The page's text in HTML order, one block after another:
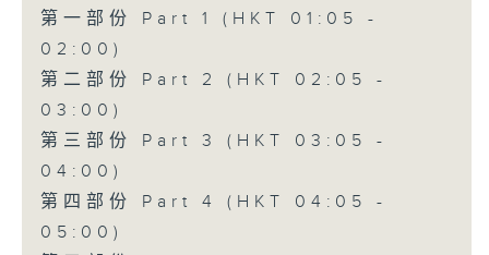
第一部份 Part 1 (HKT 01:05 -
02:00)
第二部份 Part 2 (HKT 02:05 -
03:00)
第三部份 Part 3 (HKT 03:05 -
04:00)
第四部份 Part 4 (HKT 04:05 -
05:00)